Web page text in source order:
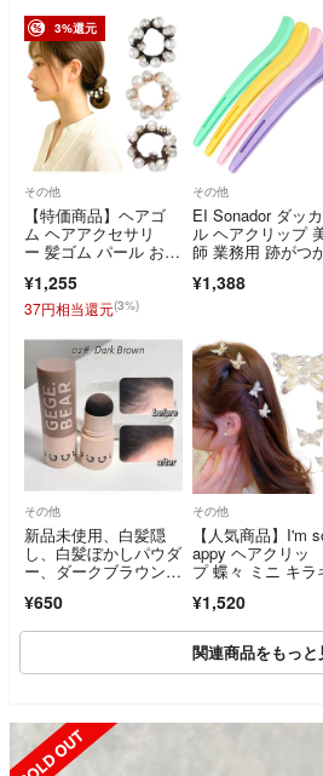
3%還元
その他
【特価商品】ヘアゴ
ム ヘアアクセサリ
ー 髪ゴム パール おし
¥1,255
37円相当還元(3%)
その他
EI Sonador ダッ
ル ヘアクリップ
師 業務用 跡がつ
¥1,388
その他
新品未使用、白髪隠
し、白髪ぼかしパウダ
ー、ダークブラウン、
¥650
その他
【人気商品】I'm
appy ヘアクリッ
プ 蝶々 ミニ キラ
¥1,520
関連商品をもっと
SOLD OUT